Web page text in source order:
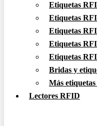
Etiquetas
Etiquetas
Etiquetas
Etiquetas
Etiquetas
Bridas y
Más
Lectores RFID